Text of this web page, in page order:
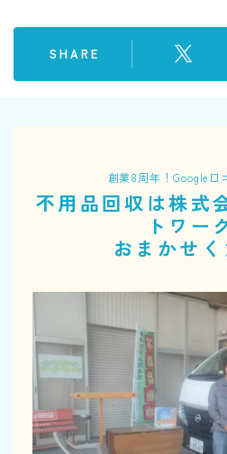
SHARE
創業8周年！Google口
不用品回収は株式
トワー
おまかせ